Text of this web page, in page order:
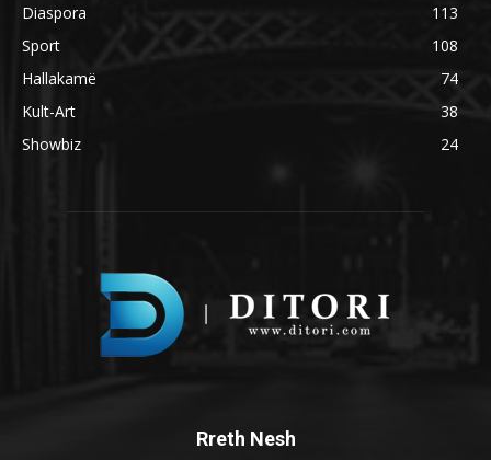
Diaspora
113
Sport
108
Hallakamë
74
Kult-Art
38
Showbiz
24
Rreth Nesh